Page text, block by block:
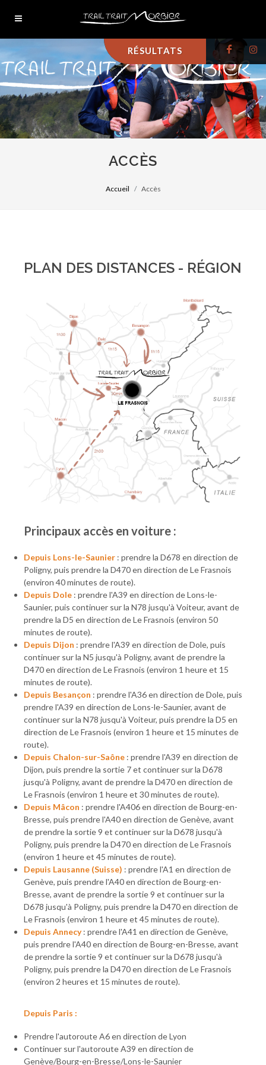
RÉSULTATS
ACCÈS
Accueil Accès
PLAN DES DISTANCES - RÉGION
Principaux accès en voiture :
Depuis Lons-le-Saunier : prendre la D678 en direction de
Poligny, puis prendre la D470 en direction de Le Frasnois
(environ 40 minutes de route).
Depuis Dole : prendre l'A39 en direction de Lons-le-
Saunier, puis continuer sur la N78 jusqu'à Voiteur, avant de
prendre la D5 en direction de Le Frasnois (environ 50
minutes de route).
Depuis Dijon : prendre l'A39 en direction de Dole, puis
continuer sur la N5 jusqu'à Poligny, avant de prendre la
D470 en direction de Le Frasnois (environ 1 heure et 15
minutes de route).
Depuis Besançon : prendre l'A36 en direction de Dole, puis
prendre l'A39 en direction de Lons-le-Saunier, avant de
continuer sur la N78 jusqu'à Voiteur, puis prendre la D5 en
direction de Le Frasnois (environ 1 heure et 15 minutes de
route).
Depuis Chalon-sur-Saône : prendre l'A39 en direction de
Dijon, puis prendre la sortie 7 et continuer sur la D678
jusqu'à Poligny, avant de prendre la D470 en direction de
Le Frasnois (environ 1 heure et 30 minutes de route).
Depuis Mâcon : prendre l'A406 en direction de Bourg-en-
Bresse, puis prendre l'A40 en direction de Genève, avant
de prendre la sortie 9 et continuer sur la D678 jusqu'à
Poligny, puis prendre la D470 en direction de Le Frasnois
(environ 1 heure et 45 minutes de route).
Depuis Lausanne (Suisse) : prendre l'A1 en direction de
Genève, puis prendre l'A40 en direction de Bourg-en-
Bresse, avant de prendre la sortie 9 et continuer sur la
D678 jusqu'à Poligny, puis prendre la D470 en direction de
Le Frasnois (environ 1 heure et 45 minutes de route).
Depuis Annecy: prendre l'A41 en direction de Genève,
puis prendre l'A40 en direction de Bourg-en-Bresse, avant
de prendre la sortie 9 et continuer sur la D678 jusqu'à
Poligny, puis prendre la D470 en direction de Le Frasnois
(environ 2 heures et 15 minutes de route).
Depuis Paris :
Prendre l'autoroute A6 en direction de Lyon
Continuer sur l'autoroute A39 en direction de
Genève/Bourg-en-Bresse/Lons-le-Saunier